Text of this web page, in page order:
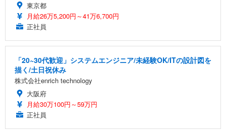
東京都
月給26万5,200円～41万6,700円
正社員
「20~30代歓迎」システムエンジニア/未経験OK/ITの設計図を
描く/土日祝休み
株式会社enrich technology
大阪府
月給30万100円～59万円
正社員